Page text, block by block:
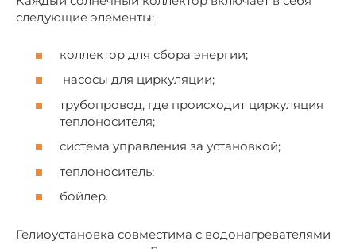
следующие элементы:
коллектор для сбора энергии;
насосы для циркуляции;
трубопровод, где происходит циркуляция
теплоносителя;
система управления за установкой;
теплоноситель;
бойлер.
Гелиоустановка совместима с водонагревателями